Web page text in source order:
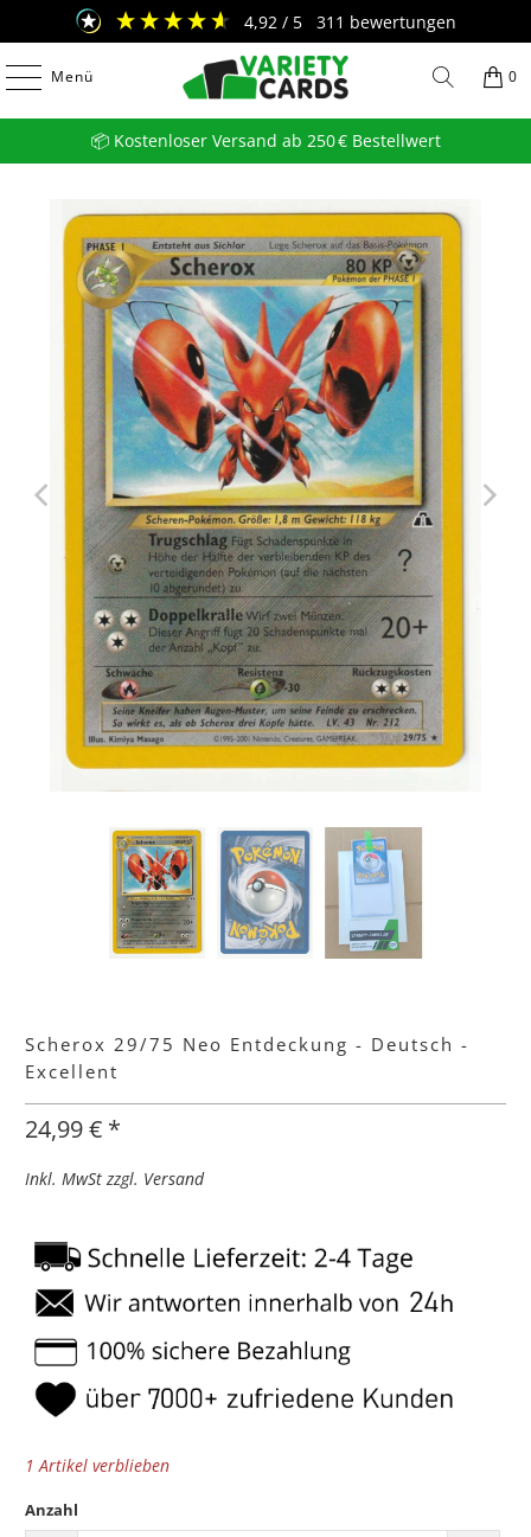
Menü 0
4,92 / 5 311 bewertungen
📦 Kostenloser Versand ab 250 € Bestellwert
Scherox 29/75 Neo Entdeckung - Deutsch -
Excellent
24,99 € *
Inkl. MwSt zzgl. Versand
1 Artikel verblieben
Anzahl